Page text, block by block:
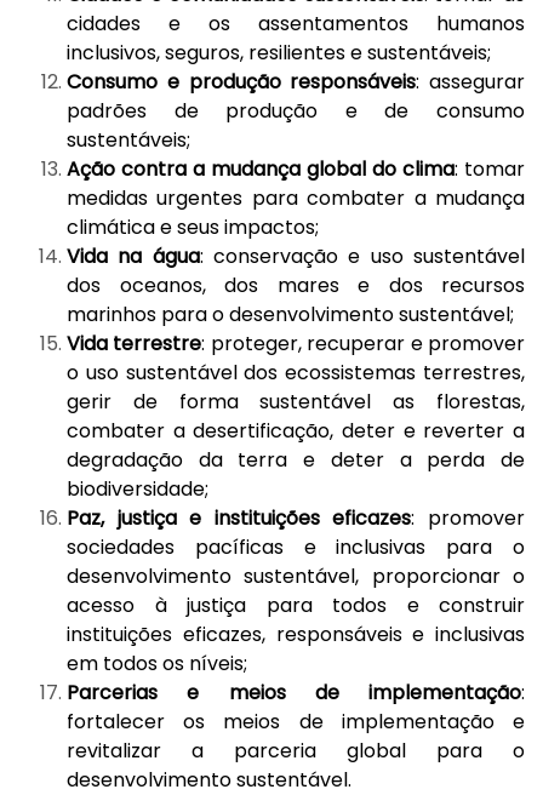
cidades e os assentamentos humanos
inclusivos, seguros, resilientes e sustentáveis;
Consumo e produção responsáveis: assegurar
padrões de produção e de consumo
sustentáveis;
Ação contra a mudança global do clima: tomar
medidas urgentes para combater a mudança
climática e seus impactos;
Vida na água: conservação e uso sustentável
dos oceanos, dos mares e dos recursos
marinhos para o desenvolvimento sustentável;
Vida terrestre: proteger, recuperar e promover
o uso sustentável dos ecossistemas terrestres,
gerir de forma sustentável as florestas,
combater a desertificação, deter e reverter a
degradação da terra e deter a perda de
biodiversidade;
Paz, justiça e instituições eficazes: promover
sociedades pacíficas e inclusivas para o
desenvolvimento sustentável, proporcionar o
acesso à justiça para todos e construir
instituições eficazes, responsáveis e inclusivas
em todos os níveis;
Parcerias e meios de implementação:
fortalecer os meios de implementação e
revitalizar a parceria global para o
desenvolvimento sustentável.